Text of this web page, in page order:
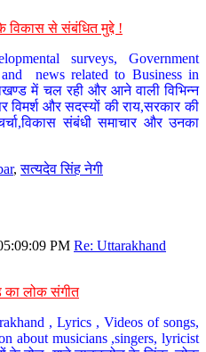
विकास से संबंधित मुद्दे !
surveys, Government
news related to Business in
में चल रही और आने वाली विभिन्न
विमर्श और सदस्यों की राय,सरकार की
संबंधी समाचार और उनका
,सत्यदेव सिंह नेगी
PM Re: Uttarakhand
का लोक संगीत
, Lyrics , Videos of songs,
about musicians ,singers, lyricist